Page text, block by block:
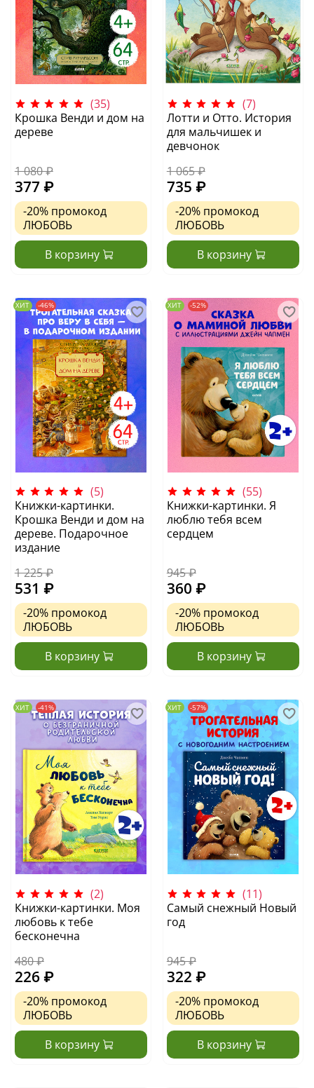
(35)
Крошка Венди и дом на
дереве
1 080 ₽
377 ₽
-20% промокод
ЛЮБОВЬ
В корзину
(7)
Лотти и Отто. История
для мальчишек и
девчонок
1 065 ₽
735 ₽
-20% промокод
ЛЮБОВЬ
В корзину
ХИТ -46%
(5)
Книжки-картинки.
Крошка Венди и дом на
дереве. Подарочное
издание
1 225 ₽
531 ₽
-20% промокод
ЛЮБОВЬ
В корзину
ХИТ -52%
(55)
Книжки-картинки. Я
люблю тебя всем
сердцем
945 ₽
360 ₽
-20% промокод
ЛЮБОВЬ
В корзину
ХИТ -41%
(2)
Книжки-картинки. Моя
любовь к тебе
бесконечна
480 ₽
226 ₽
-20% промокод
ЛЮБОВЬ
В корзину
ХИТ -57%
(11)
Самый снежный Новый
год
945 ₽
322 ₽
-20% промокод
ЛЮБОВЬ
В корзину